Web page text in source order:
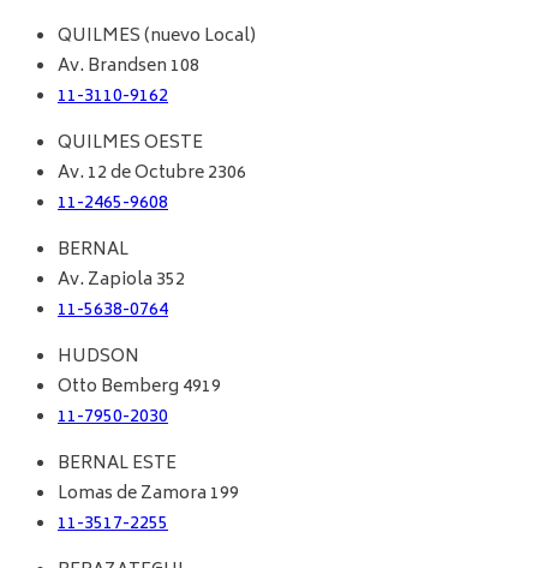
QUILMES (nuevo Local)
Av. Brandsen 108
11-3110-9162
QUILMES OESTE
Av. 12 de Octubre 2306
11-2465-9608
BERNAL
Av. Zapiola 352
11-5638-0764
HUDSON
Otto Bemberg 4919
11-7950-2030
BERNAL ESTE
Lomas de Zamora 199
11-3517-2255